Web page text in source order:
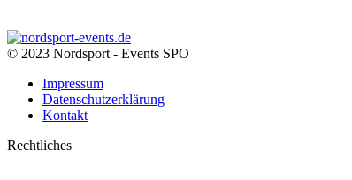
© 2023 Nordsport - Events SPO
Impressum
Datenschutzerklärung
Kontakt
Rechtliches